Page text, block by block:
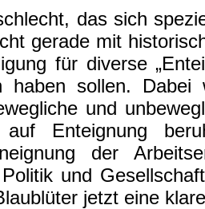
das sich
gerade mit
für diverse
haben sollen. Dabei
und
auf Enteignung
der
und
jetzt eine